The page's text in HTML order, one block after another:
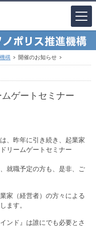
構 開催のお知らせ
ゲートセミナー
、昨年に引き続き、起業家
リームゲートセミナー
就職予定の方も、是非、ご
家（経営者）の方々による
ます。
ンド』は誰にでも必要とさ